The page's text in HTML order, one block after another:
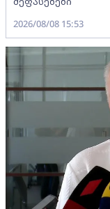
2026/08/08 15:53